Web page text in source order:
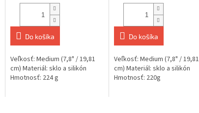
Do košíka
Veľkosť: Medium (7,8" / 19,81
cm) Materiál: sklo a silikón
Hmotnosť: 224 g
Do košíka
Veľkosť: Medium (7,8" / 19,81
cm) Materiál: sklo a silikón
Hmotnosť: 220g